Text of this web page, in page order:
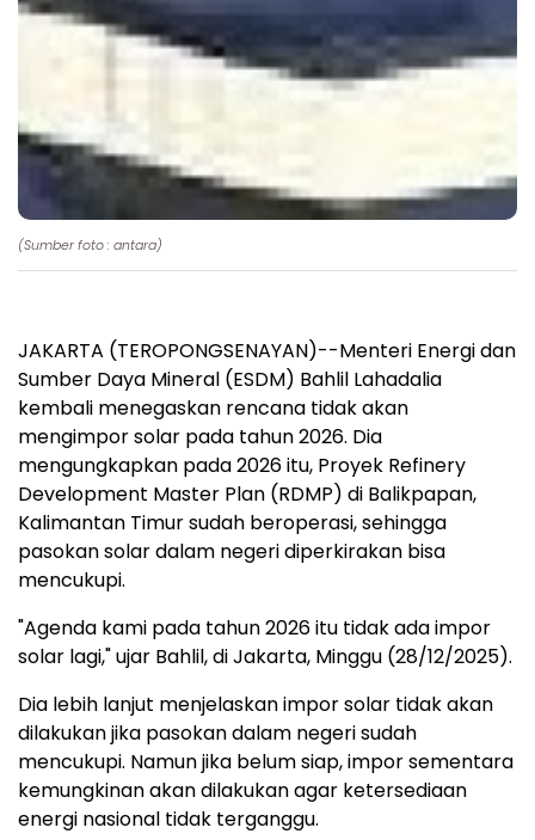
(Sumber foto : antara)
JAKARTA (TEROPONGSENAYAN)--Menteri Energi dan
Sumber Daya Mineral (ESDM) Bahlil Lahadalia
kembali menegaskan rencana tidak akan
mengimpor solar pada tahun 2026. Dia
mengungkapkan pada 2026 itu, Proyek Refinery
Development Master Plan (RDMP) di Balikpapan,
Kalimantan Timur sudah beroperasi, sehingga
pasokan solar dalam negeri diperkirakan bisa
mencukupi.
"Agenda kami pada tahun 2026 itu tidak ada impor
solar lagi," ujar Bahlil, di Jakarta, Minggu (28/12/2025).
Dia lebih lanjut menjelaskan impor solar tidak akan
dilakukan jika pasokan dalam negeri sudah
mencukupi. Namun jika belum siap, impor sementara
kemungkinan akan dilakukan agar ketersediaan
energi nasional tidak terganggu.